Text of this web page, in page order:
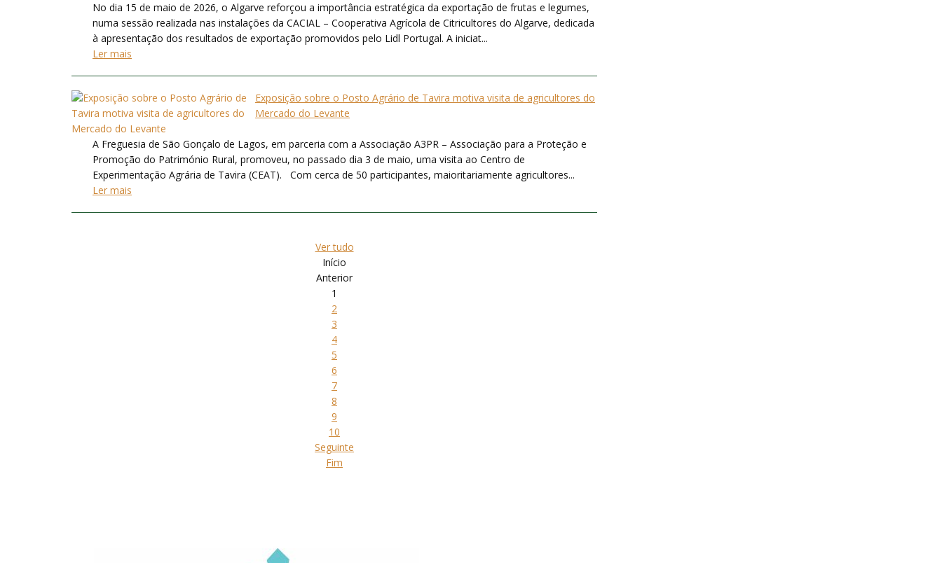
No dia 15 de maio de 2026, o Algarve reforçou a importância estratégica da exportação de frutas e legumes,
numa sessão realizada nas instalações da CACIAL – Cooperativa Agrícola de Citricultores do Algarve, dedicada
à apresentação dos resultados de exportação promovidos pelo Lidl Portugal. A iniciat...
Ler mais
Exposição sobre o Posto Agrário de Tavira motiva visita de agricultores do
Mercado do Levante
A Freguesia de São Gonçalo de Lagos, em parceria com a Associação A3PR – Associação para a Proteção e
Promoção do Património Rural, promoveu, no passado dia 3 de maio, uma visita ao Centro de
Experimentação Agrária de Tavira (CEAT). Com cerca de 50 participantes, maioritariamente agricultores...
Ler mais
Ver tudo
Início
Anterior
1
2
3
4
5
6
7
8
9
10
Seguinte
Fim